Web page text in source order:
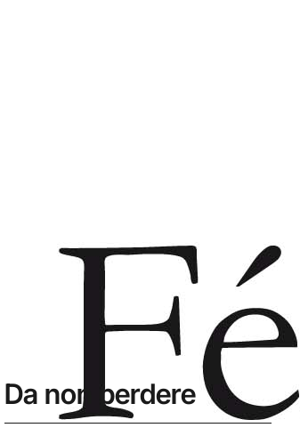
Da non perdere